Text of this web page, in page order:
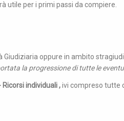
utile per i primi passi da compiere.
oppure in ambito
la progressione di tutte le
individuali ,ivi compreso tutte